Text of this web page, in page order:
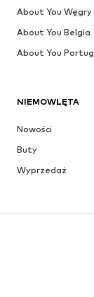
NIEMOWLĘTA
Nowości
Buty
Wyprzedaż
About You Węgry
About You Belgia
About You